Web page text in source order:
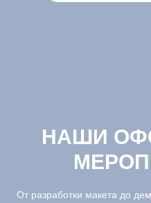
НАШИ
От разработки макета до